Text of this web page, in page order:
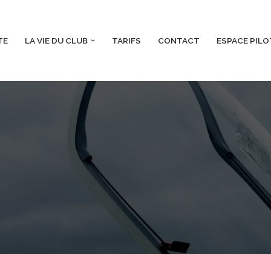
LA VIE DU CLUB TARIFS CONTACT ESPACE